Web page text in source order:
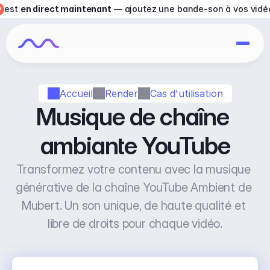
Accueil Render Cas d'utilisation
Musique de chaîne
ambiante YouTube
Transformez votre contenu avec la musique
générative de la chaîne YouTube Ambient de
Mubert. Un son unique, de haute qualité et
libre de droits pour chaque vidéo.
est en direct maintenant — ajoutez une bande-son à vos